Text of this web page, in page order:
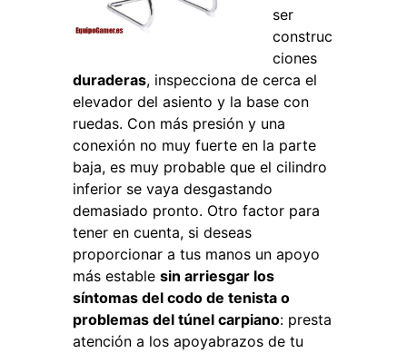
ser
construc
ciones
duraderas, inspecciona de cerca el
elevador del asiento y la base con
ruedas. Con más presión y una
conexión no muy fuerte en la parte
baja, es muy probable que el cilindro
inferior se vaya desgastando
demasiado pronto. Otro factor para
tener en cuenta, si deseas
proporcionar a tus manos un apoyo
más estable sin arriesgar los
síntomas del codo de tenista o
problemas del túnel carpiano: presta
atención a los apoyabrazos de tu